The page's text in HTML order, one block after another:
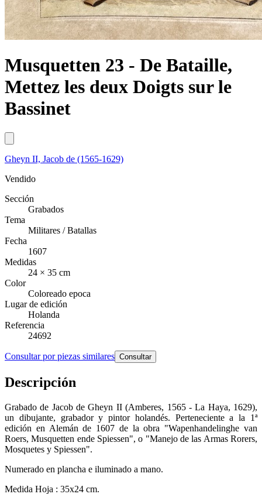
Musquetten 23 - De Bataille,
Mettez les deux Doigts sur le
Bassinet
Gheyn II, Jacob de (1565-1629)
Vendido
Sección
Grabados
Tema
Militares / Batallas
Fecha
1607
Medidas
24 × 35 cm
Color
Coloreado epoca
Lugar de edición
Holanda
Referencia
24692
Consultar por piezas similares Consultar
Descripción
Grabado de Jacob de Gheyn II (Amberes, 1565 - La Haya, 1629),
un dibujante, grabador y pintor holandés. Perteneciente a la 1ª
edición en Alemán de 1607 de la obra "Wapenhandelinghe van
Roers, Musquetten ende Spiessen", o "Manejo de las Armas Rorers,
Mosquetes y Spiessen".
Numerado en plancha e iluminado a mano.
Medida Hoja : 35x24 cm.